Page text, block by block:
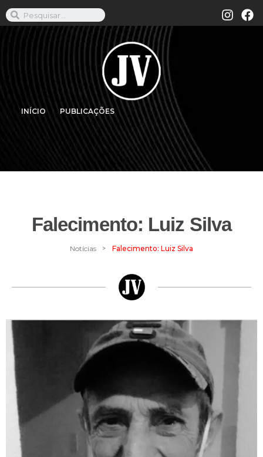
INÍCIO PUBLICAÇÕES
Falecimento: Luiz Silva
Notícias > Falecimento: Luiz Silva